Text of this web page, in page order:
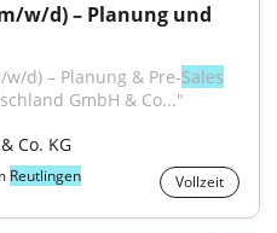
w/d) – Planung und
d) – Planung & Pre-Sales
GmbH & Co..."
Co. KG
Reutlingen Vollzeit